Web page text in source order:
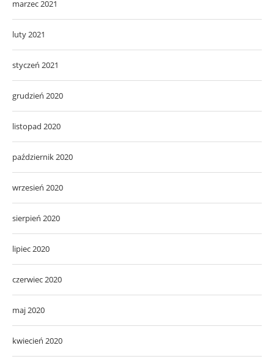
marzec 2021
luty 2021
styczeń 2021
grudzień 2020
listopad 2020
październik 2020
wrzesień 2020
sierpień 2020
lipiec 2020
czerwiec 2020
maj 2020
kwiecień 2020